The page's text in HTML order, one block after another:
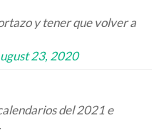
y tener que volver a
23, 2020
del 2021 e